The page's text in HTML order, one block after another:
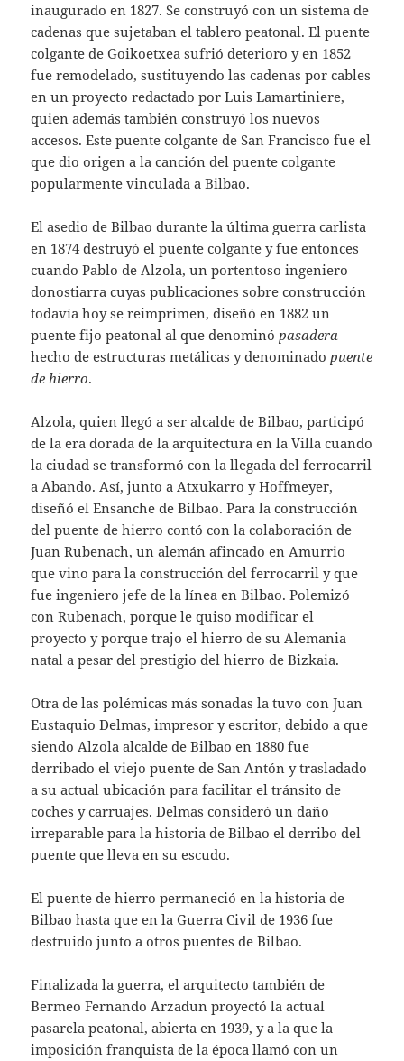
inaugurado en 1827. Se construyó con un sistema de
cadenas que sujetaban el tablero peatonal. El puente
colgante de Goikoetxea sufrió deterioro y en 1852
fue remodelado, sustituyendo las cadenas por cables
en un proyecto redactado por Luis Lamartiniere,
quien además también construyó los nuevos
accesos. Este puente colgante de San Francisco fue el
que dio origen a la canción del puente colgante
popularmente vinculada a Bilbao.
El asedio de Bilbao durante la última guerra carlista
en 1874 destruyó el puente colgante y fue entonces
cuando Pablo de Alzola, un portentoso ingeniero
donostiarra cuyas publicaciones sobre construcción
todavía hoy se reimprimen, diseñó en 1882 un
puente fijo peatonal al que denominópasadera
hecho de estructuras metálicas y denominadopuente
de hierro.
Alzola, quien llegó a ser alcalde de Bilbao, participó
de la era dorada de la arquitectura en la Villa cuando
la ciudad se transformó con la llegada del ferrocarril
a Abando. Así, junto a Atxukarro y Hoffmeyer,
diseñó el Ensanche de Bilbao. Para la construcción
del puente de hierro contó con la colaboración de
Juan Rubenach, un alemán afincado en Amurrio
que vino para la construcción del ferrocarril y que
fue ingeniero jefe de la línea en Bilbao. Polemizó
con Rubenach, porque le quiso modificar el
proyecto y porque trajo el hierro de su Alemania
natal a pesar del prestigio del hierro de Bizkaia.
Otra de las polémicas más sonadas la tuvo con Juan
Eustaquio Delmas, impresor y escritor, debido a que
siendo Alzola alcalde de Bilbao en 1880 fue
derribado el viejo puente de San Antón y trasladado
a su actual ubicación para facilitar el tránsito de
coches y carruajes. Delmas consideró un daño
irreparable para la historia de Bilbao el derribo del
puente que lleva en su escudo.
El puente de hierro permaneció en la historia de
Bilbao hasta que en la Guerra Civil de 1936 fue
destruido junto a otros puentes de Bilbao.
Finalizada la guerra, el arquitecto también de
Bermeo Fernando Arzadun proyectó la actual
pasarela peatonal, abierta en 1939, y a la que la
imposición franquista de la época llamó con un